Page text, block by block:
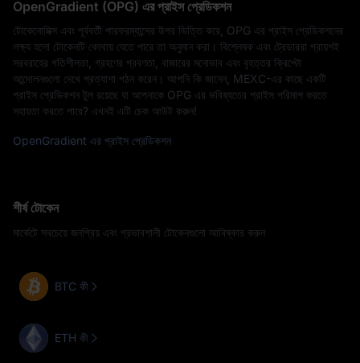
OpenGradient (OPG) এর প্রাইস প্রেডিকশন
টোকেনোমিক্স এবং পূর্ববর্তী পারফরম্যান্সের উপর ভিত্তি করে, OPG এর প্রাইস প্রেডিকশনের
লক্ষ্য হলো টোকেনটি কোথায় যেতে পারে তা অনুমান করা। বিশ্লেষক এবং ট্রেডাররা প্রায়শই
সরবরাহের গতিশীলতা, গ্রহণের প্রবণতা, বাজারের মনোভাব এবং বৃহত্তর ক্রিপ্টো
আন্দোলনগুলো দেখে প্রত্যাশা গঠন করেন। আপনি কি জানেন, MEXC-এর কাছে একটি
প্রাইস প্রেডিকশন টুল রয়েছে যা আপনাকে OPG এর ভবিষ্যতের প্রাইস পরিমাপ করতে
সহায়তা করতে পারে? এখনই এটি চেক আউট করুন!
OpenGradient এর প্রাইস প্রেডিকশন
শীর্ষ টোকেন
মার্কেটে সবচেয়ে জনপ্রিয় এবং প্রভাবশালী টোকেনগুলো আবিষ্কার করুন
BTC কী
ETH কী